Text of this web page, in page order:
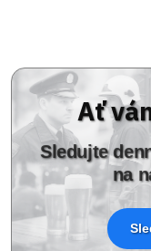
Ať
Sledujte
na